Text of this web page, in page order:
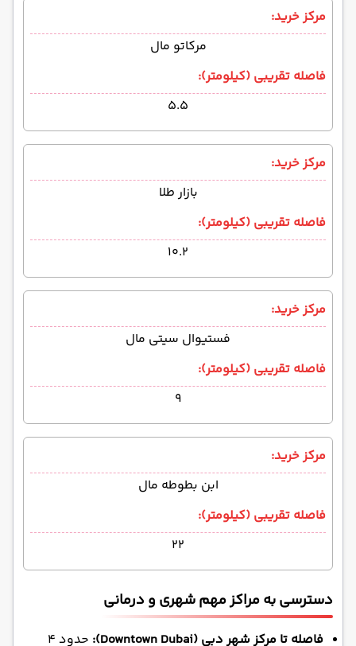
مرکز خرید:
مرکاتو مال
فاصله تقریبی (کیلومتر):
۵.۵
مرکز خرید:
بازار طلا
فاصله تقریبی (کیلومتر):
۱۰.۲
مرکز خرید:
فستیوال سیتی مال
فاصله تقریبی (کیلومتر):
۹
مرکز خرید:
ابن بطوطه مال
فاصله تقریبی (کیلومتر):
۲۲
دسترسی به مراکز مهم شهری و درمانی
فاصله تا مرکز شهر دبی (Downtown Dubai):
حدود ۴